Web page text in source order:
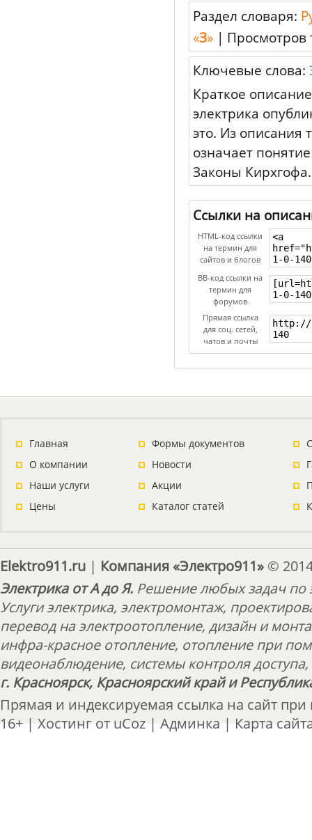
Раздел словаря:
«З» | Просмотров
Ключевые слова:
Краткое
электрика
это. Из описания
означает
Законы Кирхгофа.
Ссылки на
HTML-код ссылки
на термин для
сайтов и блогов
BB-код ссылки на
термин для
форумов
Прямая ссылка
для соц. сетей,
чатов и почты
Главная
О компании
Наши услуги
Цены
Формы документов
Новости
Акции
Каталог статей
Elektro911.ru | Компания «Электро911» ©
Электрика от А до Я. Решение любых задач по
Услуги электрика, электромонтаж,
перевод на электроотопление, дизайн и
инфра-красное отопление, отопление при
видеонаблюдение, системы контроля
г. Красноярск, Красноярский край и
Прямая и индексируемая ссылка на сайт
16+ | Хостинг от uCoz | Админка | Карта